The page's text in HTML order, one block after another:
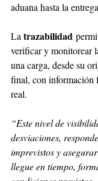
aduana hasta la
La trazabilidad
verificar y monitorear
una carga, desde su
final, con información
real.
“Este nivel de
desviaciones,
imprevistos y
llegue en tiempo,